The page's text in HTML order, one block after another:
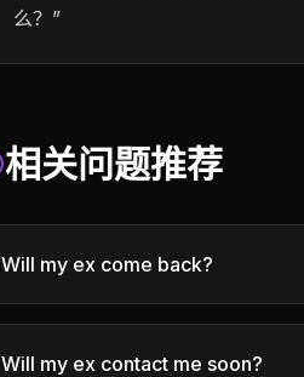
么？”
相关问题推荐
Will my ex come back?
Will my ex contact me soon?